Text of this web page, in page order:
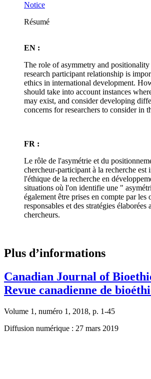
Notice
Résumé
EN :
The role of asymmetry and positionality
research participant relationship is
ethics in international development.
should take into account instances
may exist, and consider developing
concerns for researchers to consider in
FR :
Le rôle de l'asymétrie et du
chercheur-participant à la recherche est
l'éthique de la recherche en
situations où l'on identifie une "
également être prises en compte par les
responsables et des stratégies
chercheurs.
Plus d’informations
Canadian Journal of
Revue canadienne de
Volume 1, numéro 1, 2018, p. 1-45
Diffusion numérique : 27 mars 2019